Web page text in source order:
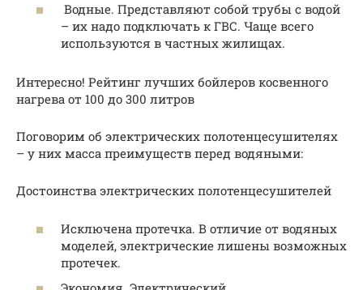
Водные. Представляют собой трубы с водой
– их надо подключать к ГВС. Чаще всего
используются в частных жилищах.
Интересно! Рейтинг лучших бойлеров косвенного
нагрева от 100 до 300 литров
Поговорим об электрических полотенцесушителях
– у них масса преимуществ перед водяными:
Достоинства электрических полотенцесушителей
Исключена протечка. В отличие от водяных
моделей, электрические лишены возможных
протечек.